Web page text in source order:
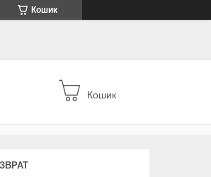
Кошик
Кошик